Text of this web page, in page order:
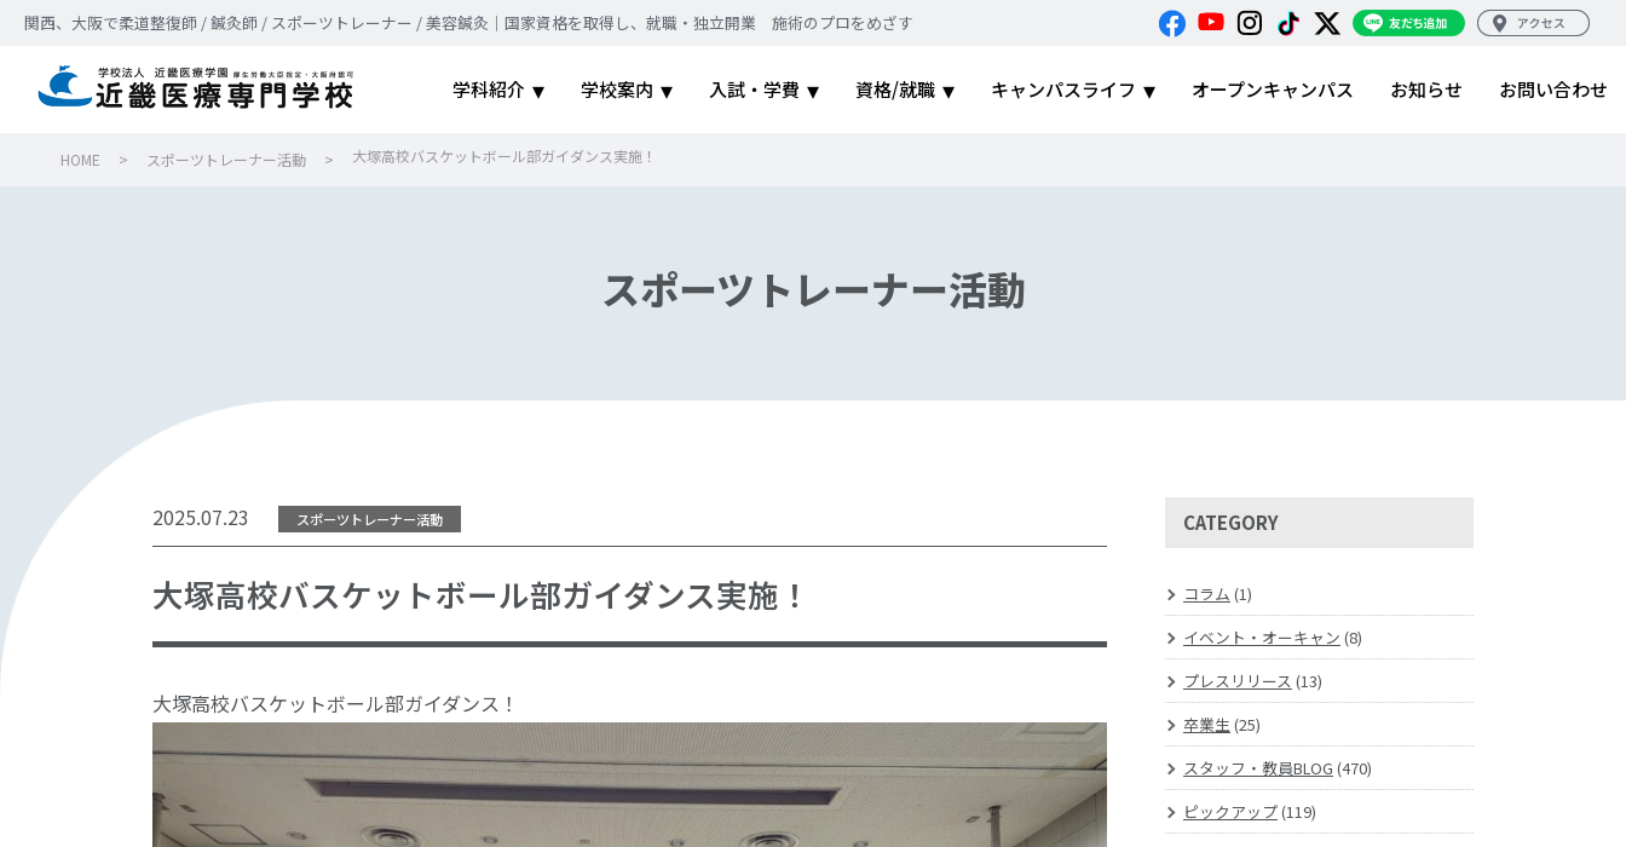
関西、大阪で柔道整復師 / 鍼灸師 / スポーツトレーナー / 美容鍼灸｜国家資格を取得し、就職・独立開業 施術のプロをめざす
学科紹介 学校案内 入試・学費 資格/就職 キャンパスライフ オープンキャンパス お知らせ お問い合わせ
HOME > スポーツトレーナー活動 > 大塚高校バスケットボール部ガイダンス実施！
スポーツトレーナー活動
2025.07.23 スポーツトレーナー活動
大塚高校バスケットボール部ガイダンス実施！
大塚高校バスケットボール部ガイダンス！
CATEGORY
コラム (1)
イベント・オーキャン (8)
プレスリリース (13)
卒業生(25)
スタッフ・教員BLOG (470)
ピックアップ(119)